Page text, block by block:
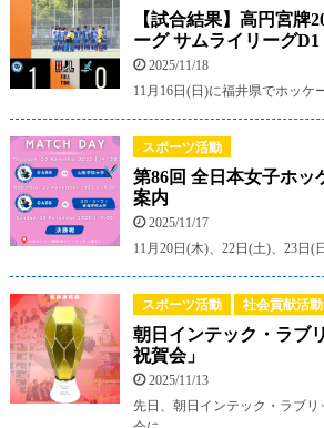
【試合結果】高円宮牌
ーグ サムライリーグD1
2025/11/18
11月16日(日)に福井県でホッケ
スポーツ活動
第86回 全日本女子ホッ
案内
2025/11/17
11月20日(木)、22日(土)、23日(
スポーツ活動 社会貢献活動
朝日インテック・ラブ
祝賀会」
2025/11/13
先日、朝日インテック・ラブ